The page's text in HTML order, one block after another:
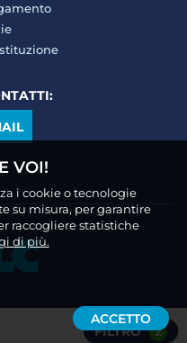
FILTRO 2
VOI!
i cookie o tecnologie
su misura, per garantire
raccogliere statistiche
di più.
ACCETTO